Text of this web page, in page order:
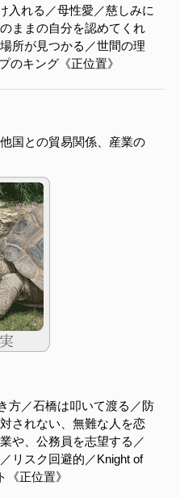
入れる／母性愛／慈しみに
ままの自分を認めてくれ
所が見つかる／世間の理
のキング《正位置》
国との貿易関係、産業の
方／石橋は叩いて渡る／防
されない、無難な人を恋
や、公務員を志望する／
リスク回避的／Knight of
正位置》